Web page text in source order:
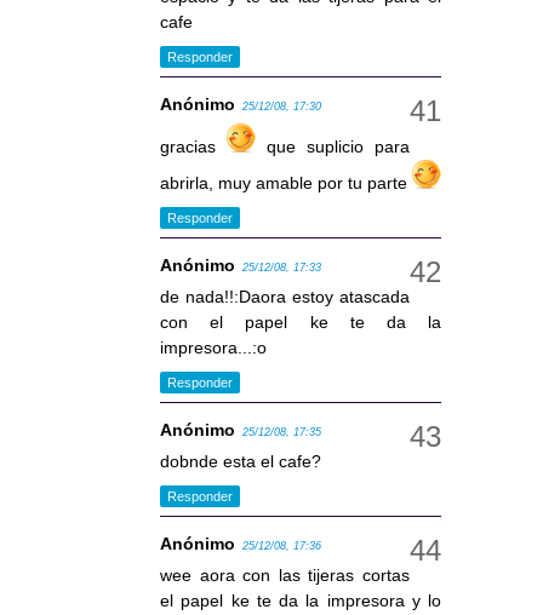
cafe
Responder
Anónimo 25/12/08, 17:30
gracias
que suplicio para
abrirla, muy amable por tu parte
Responder
Anónimo 25/12/08, 17:33
de nada!!:Daora estoy atascada
con el papel ke te da la
impresora...:o
Responder
Anónimo 25/12/08, 17:35
dobnde esta el cafe?
Responder
Anónimo 25/12/08, 17:36
wee aora con las tijeras cortas
el papel ke te da la impresora y lo